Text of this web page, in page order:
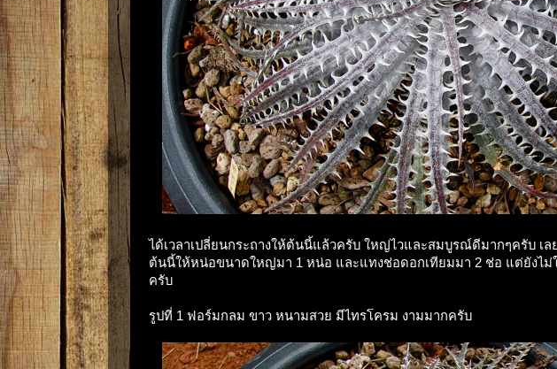
ได้เวลาเปลี่ยนกระถางให้ต้นนี้แล้วครับ ใหญ่ไวและสมบูรณ์ดีมากๆครับ เล
ต้นนี้ให้หน่อขนาดใหญ่มา 1 หน่อ และแทงช่อดอกเทียมมา 2 ช่อ แต่ยังไม่
ครับ
รูปที่ 1 ฟอร์มกลม ขาว หนามสวย มีไทรโครม งามมากครับ